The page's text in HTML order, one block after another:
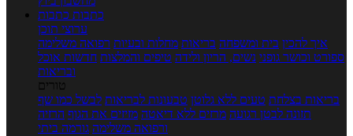
כתבות כתבות
ערוצי תוכן
איך להכין בית ומשפחה בריאות מחלות ובעיות רפואה משלימה
ספורט וכושר גופני נשים, הריון ולידה טיפים והמלצות חדשות אוכל
ובריאות
טורים
בריאות בצלחת טעים ללא גלוטן טבעונות לבריאות לבשל כמו שף
תזונה לבטן רגועה מרזים ללא דיאטה מזיזים את הגוף הרזיה
ורפואה משלימה גורמה ביתי